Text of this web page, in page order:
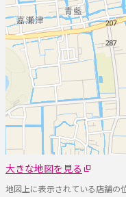
大きな地図を見る
地図上に表示されている店舗の